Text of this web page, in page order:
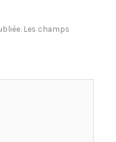
Les champs